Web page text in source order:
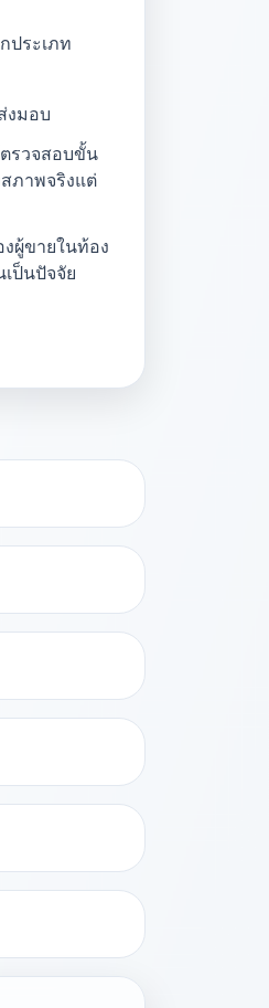
ประเภท
งมอบ
รวจสอบขั้น
ภาพจริงแต่
ผู้ขายในท้อง
ป็นปัจจัย